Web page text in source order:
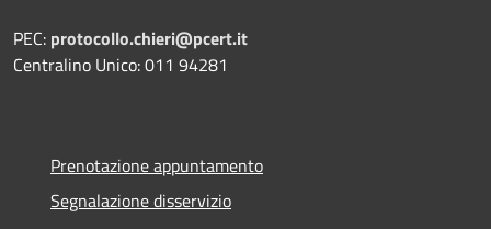
PEC: protocollo.chieri@pcert.it
Centralino Unico: 011 94281
Prenotazione appuntamento
Segnalazione disservizio